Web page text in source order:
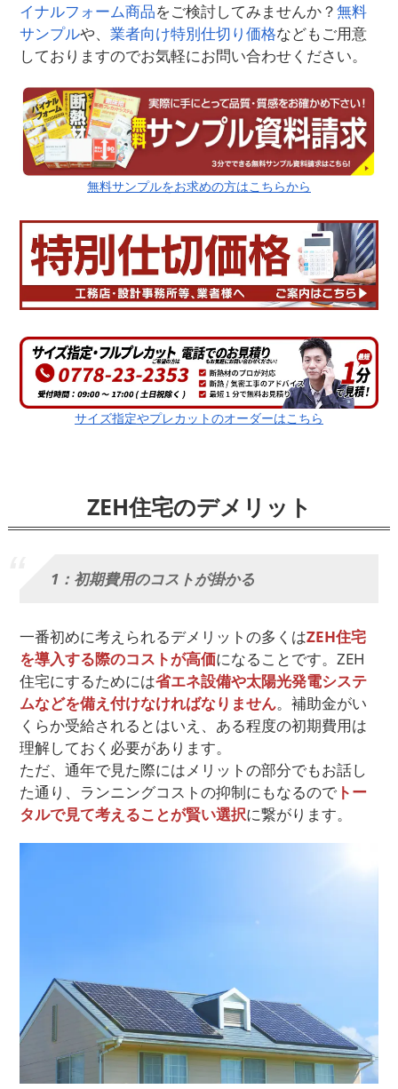
イナルフォーム商品をご検討してみませんか？無料
サンプルや、 業者向け特別仕切り価格などもご用意
しておりますのでお気軽にお問い合わせください。
無料サンプルをお求めの方はこちらから
サイズ指定やプレカットのオーダーはこちら
ZEH住宅のデメリット
1：初期費用のコストが掛かる
一番初めに考えられるデメリットの多くはZEH住宅
を導入する際のコストが高価になることです。ZEH
住宅にするためには省エネ設備や太陽光発電システ
ムなどを備え付けなければなりません。補助金がい
くらか受給されるとはいえ、ある程度の初期費用は
理解しておく必要があります。
ただ、通年で見た際にはメリットの部分でもお話し
た通り、ランニングコストの抑制にもなるのでトー
タルで見て考えることが賢い選択に繋がります。